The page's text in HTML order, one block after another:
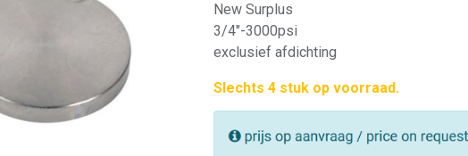
New Surplus
3/4"-3000psi
exclusief afdichting
Slechts 4 stuk op voorraad.